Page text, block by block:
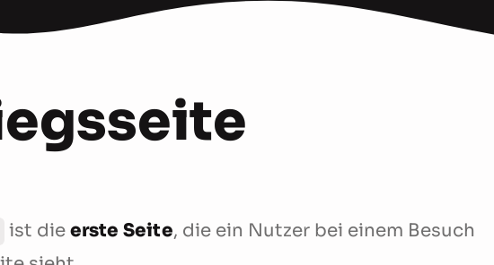
ist die erste Seite, die ein Nutzer bei einem Besuch